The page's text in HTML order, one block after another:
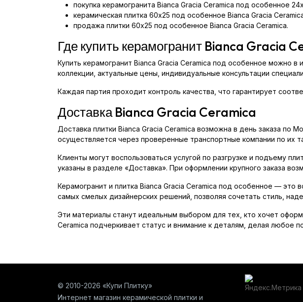
покупка керамогранита Bianca Gracia Ceramica под особенное
керамическая плитка 60x25 под особенное Bianca Gracia
продажа плитки 60x25 под особенное Bianca Gracia Ceramica.
Где купить керамогранит Bianca Gracia
Купить керамогранит Bianca Gracia Ceramica под особенное можно
коллекции, актуальные цены, индивидуальные консультации
Каждая партия проходит контроль качества, что гарантирует
Доставка Bianca Gracia Ceramica
Доставка плитки Bianca Gracia Ceramica возможна в день заказа по
осуществляется через проверенные транспортные компании по их
Клиенты могут воспользоваться услугой по разгрузке и подъему
указаны в разделе «Доставка». При оформлении крупного заказа
Керамогранит и плитка Bianca Gracia Ceramica под особенное — это
самых смелых дизайнерских решений, позволяя сочетать стиль,
Эти материалы станут идеальным выбором для тех, кто хочет
Ceramica подчеркивает статус и внимание к деталям, делая любое
© 2010-2026 «Купи Плитку»
Интернет магазин керамической плитки и